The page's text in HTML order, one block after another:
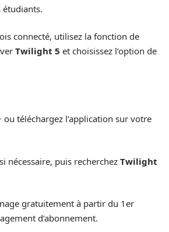
connecté, utilisez la fonction de
Twilight 5 et choisissez l’option de
ou téléchargez l’application sur votre
nécessaire, puis recherchez Twilight
gratuitement à partir du 1er
d’abonnement.